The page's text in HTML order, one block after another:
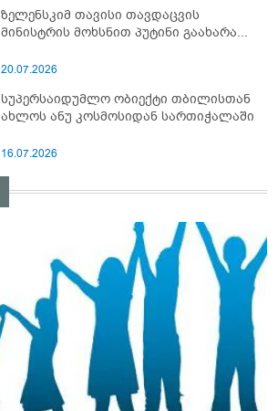
ზელენსკიმ თავისი თავდაცვის
მინისტრის მოხსნით პუტინი გაახარა...
20.07.2026
სუპერსაიდუმლო ობიექტი თბილისთან
ახლოს ანუ კოსმოსიდან სართიჭალაში
16.07.2026